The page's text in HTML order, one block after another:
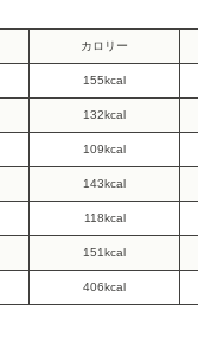
カロリー
155kcal
132kcal
109kcal
143kcal
118kcal
151kcal
406kcal